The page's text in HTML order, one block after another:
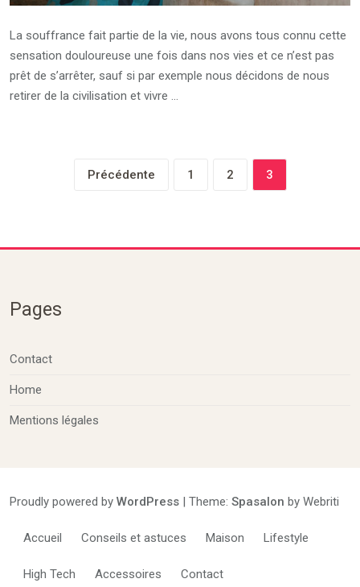
La souffrance fait partie de la vie, nous avons tous connu cette
sensation douloureuse une fois dans nos vies et ce n’est pas
prêt de s’arrêter, sauf si par exemple nous décidons de nous
retirer de la civilisation et vivre …
Précédente 1 2 3
Pages
Contact
Home
Mentions légales
Proudly powered by WordPress | Theme: Spasalon by Webriti
Accueil Conseils et astuces Maison Lifestyle
High Tech Accessoires Contact